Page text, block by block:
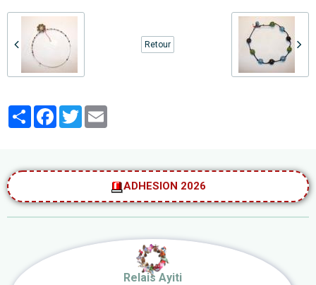
Retour
PartagerFacebook
Twitter
ADHESION 2026
Relais Ayiti